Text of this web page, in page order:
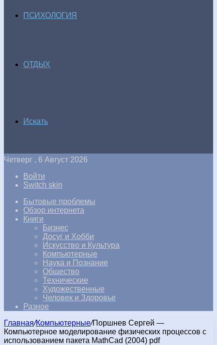
ПСИХОЛОГИЯ
ОТДЫХ
Искать
Четверг , 6 Август 2026
Войти
Switch skin
Бытовые проблемы
Обзор интернета
Книги
Бизнес
Досуг и Хобби
Искусство и Культура
Компьютерные
Наука и Познание
Общество
Технические
Художественные
Человек и Здоровье
Разное
Главная/Компьютерные/Поршнев Сергей —
Компьютерное моделирование физических процессов с
использованием пакета MathCad (2004) pdf